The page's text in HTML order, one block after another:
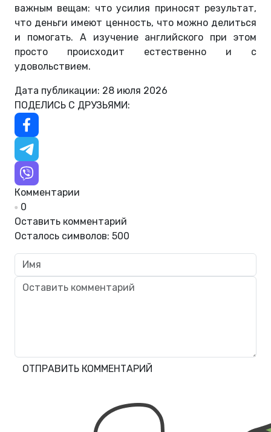
важным вещам: что усилия приносят результат,
что деньги имеют ценность, что можно делиться
и помогать. А изучение английского при этом
просто происходит естественно и с
удовольствием.
Дата публикации: 28 июля 2026
ПОДЕЛИСЬ С ДРУЗЬЯМИ:
Комментарии
0
Оставить комментарий
Осталось символов: 500
ОТПРАВИТЬ КОММЕНТАРИЙ